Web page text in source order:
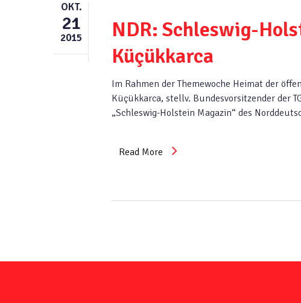
OKT.
21
2015
NDR: Schleswig-
Küçükkarca
Im Rahmen der Themewoche Heimat der
Küçükkarca, stellv. Bundesvorsitzender der
„Schleswig-Holstein Magazin“ des
Read More